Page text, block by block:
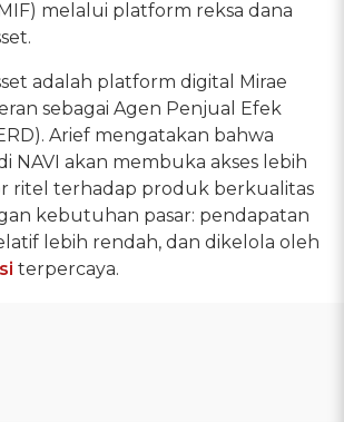
melalui platform reksa dana
adalah platform digital Mirae
sebagai Agen Penjual Efek
Arief mengatakan bahwa
NAVI akan membuka akses lebih
ritel terhadap produk berkualitas
kebutuhan pasar: pendapatan
lebih rendah, dan dikelola oleh
terpercaya.